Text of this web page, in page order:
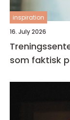
inspiration
16. July 2026
som faktisk